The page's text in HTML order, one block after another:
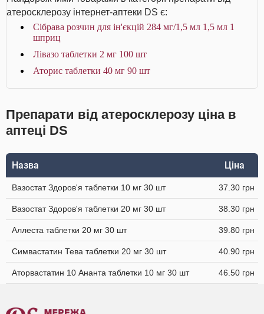
атеросклерозу інтернет-аптеки DS є:
Сібрава розчин для ін'єкцій 284 мг/1,5 мл 1,5 мл 1
шприц
Лівазо таблетки 2 мг 100 шт
Аторис таблетки 40 мг 90 шт
Препарати від атеросклерозу ціна в
аптеці DS
Назва Ціна
Вазостат Здоров'я таблетки 10 мг 30 шт 37.30 грн
Вазостат Здоров'я таблетки 20 мг 30 шт 38.30 грн
Аллеста таблетки 20 мг 30 шт 39.80 грн
Симвастатин Тева таблетки 20 мг 30 шт 40.90 грн
Аторвастатин 10 Ананта таблетки 10 мг 30 шт 46.50 грн